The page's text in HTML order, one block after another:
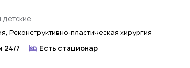
детские
Реконструктивно-пластическая хирургия
24/7
Есть стационар